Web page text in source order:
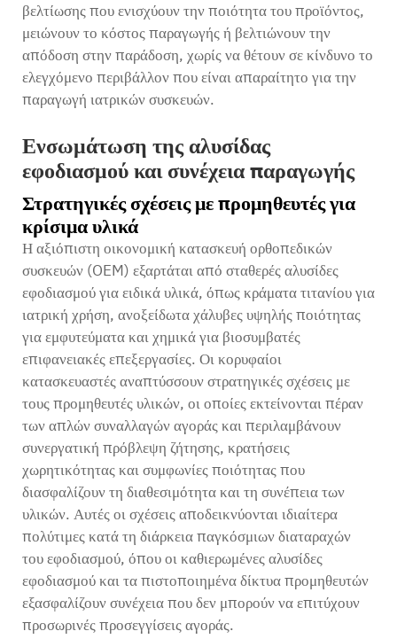
βελτίωσης που ενισχύουν την ποιότητα του προϊόντος,
μειώνουν το κόστος παραγωγής ή βελτιώνουν την
απόδοση στην παράδοση, χωρίς να θέτουν σε κίνδυνο το
ελεγχόμενο περιβάλλον που είναι απαραίτητο για την
παραγωγή ιατρικών συσκευών.
Ενσωμάτωση της αλυσίδας
εφοδιασμού και συνέχεια παραγωγής
Στρατηγικές σχέσεις με προμηθευτές για
κρίσιμα υλικά
Η αξιόπιστη οικονομική κατασκευή ορθοπεδικών
συσκευών (OEM) εξαρτάται από σταθερές αλυσίδες
εφοδιασμού για ειδικά υλικά, όπως κράματα τιτανίου για
ιατρική χρήση, ανοξείδωτα χάλυβες υψηλής ποιότητας
για εμφυτεύματα και χημικά για βιοσυμβατές
επιφανειακές επεξεργασίες. Οι κορυφαίοι
κατασκευαστές αναπτύσσουν στρατηγικές σχέσεις με
τους προμηθευτές υλικών, οι οποίες εκτείνονται πέραν
των απλών συναλλαγών αγοράς και περιλαμβάνουν
συνεργατική πρόβλεψη ζήτησης, κρατήσεις
χωρητικότητας και συμφωνίες ποιότητας που
διασφαλίζουν τη διαθεσιμότητα και τη συνέπεια των
υλικών. Αυτές οι σχέσεις αποδεικνύονται ιδιαίτερα
πολύτιμες κατά τη διάρκεια παγκόσμιων διαταραχών
του εφοδιασμού, όπου οι καθιερωμένες αλυσίδες
εφοδιασμού και τα πιστοποιημένα δίκτυα προμηθευτών
εξασφαλίζουν συνέχεια που δεν μπορούν να επιτύχουν
προσωρινές προσεγγίσεις αγοράς.